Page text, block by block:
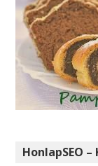
HonlapSEO